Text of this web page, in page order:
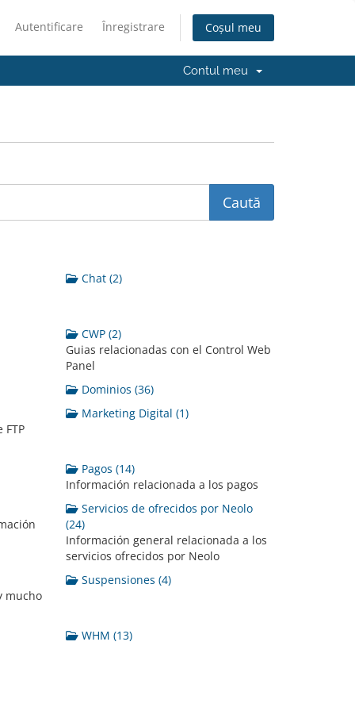
Autentificare Înregistrare Coșul meu
Contul meu
Chat (2)
CWP (2)
Guias relacionadas con el Control Web
Panel
Dominios (36)
Marketing Digital (1)
Pagos (14)
Información relacionada a los pagos
Servicios de ofrecidos por Neolo
(24)
Información general relacionada a los
servicios ofrecidos por Neolo
mucho
Suspensiones (4)
WHM (13)